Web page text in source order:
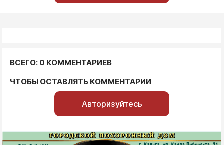
ВСЕГО: 0 КОММЕНТАРИЕВ
ЧТОБЫ ОСТАВЛЯТЬ КОММЕНТАРИИ
Авторизуйтесь